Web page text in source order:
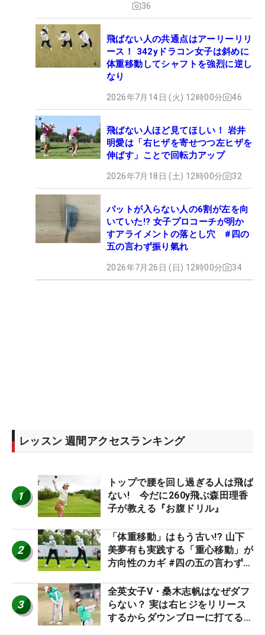
36
飛ばない人の共通点はアーリーリリ
ース！ 342yドラコン女子は斜めに
体重移動してシャフトを強烈に逆し
なり
2026年7月14日 (火) 12時00分 46
飛ばない人ほど見てほしい！ 岩井
明愛は「右ヒザを寄せつつ左ヒザを
伸ばす」ことで回転力アップ
2026年7月18日 (土) 12時00分 32
パットが入らない人の6割が左を向
いていた!? 女子プロコーチが明か
すアライメントの落とし穴 #四の
五の言わず振り氣れ
2026年7月26日 (日) 12時00分 34
レッスン 週間アクセスランキング
1
トップで腰を回し過ぎる人は飛ば
ない! 今だに260y飛ぶ森田理香
子が教える『お腹ドリル』
2
「体重移動」はもう古い!? 山下
美夢有も実践する「重心移動」が
方向性のカギ #四の五の言わず振
3
全英女子V・桑木志帆はなぜダフ
らない？ 実は右ヒジをリリース
するからダウンブローに打てる #